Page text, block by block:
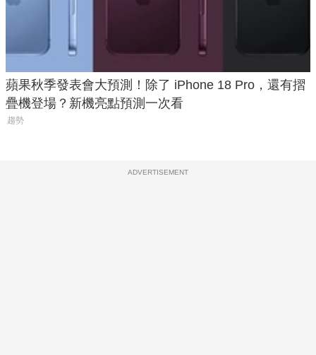
蘋果秋季發表會大預測！除了 iPhone 18 Pro，還有摺
疊機登場？新機亮點預測一次看
趨勢
ADVERTISEMENT